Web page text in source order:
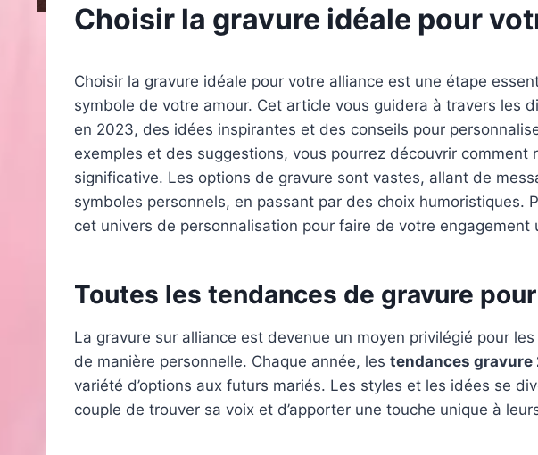
Choisir la gravure idéale pour
Choisir la gravure idéale pour votre alliance est une étape
symbole de votre amour. Cet article vous guidera à travers les
en 2023, des idées inspirantes et des conseils pour
exemples et des suggestions, vous pourrez découvrir comment
significative. Les options de gravure sont vastes, allant de
symboles personnels, en passant par des choix humoristiques.
cet univers de personnalisation pour faire de votre engagement
Toutes les tendances de gravure
La gravure sur alliance est devenue un moyen privilégié pour
de manière personnelle. Chaque année, les tendances gravure
variété d’options aux futurs mariés. Les styles et les idées se
couple de trouver sa voix et d’apporter une touche unique à